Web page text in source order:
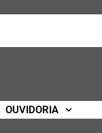
OUVIDORIA